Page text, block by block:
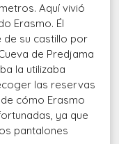
Aquí vivió
Erasmo. Él
de su castillo por
de Predjama
la utilizaba
las reservas
cómo Erasmo
ya que
pantalones